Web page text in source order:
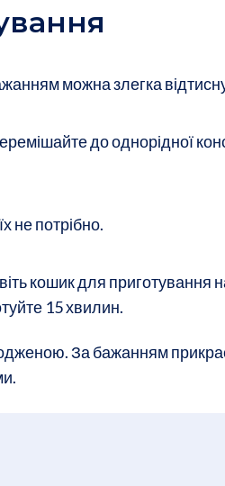
можна злегка
до однорідної
не потрібно.
кошик для приготування
15 хвилин.
За бажанням